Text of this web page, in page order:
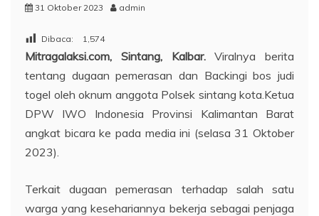
31 Oktober 2023 admin
Dibaca: 1,574
Mitragalaksi.com, Sintang, Kalbar.Viralnya berita
tentang dugaan pemerasan dan Backingi bos judi
togel oleh oknum anggota Polsek sintang kota.Ketua
DPW IWO Indonesia Provinsi Kalimantan Barat
angkat bicara ke pada media ini (selasa 31 Oktober
2023).
Terkait dugaan pemerasan terhadap salah satu
warga yang kesehariannya bekerja sebagai penjaga